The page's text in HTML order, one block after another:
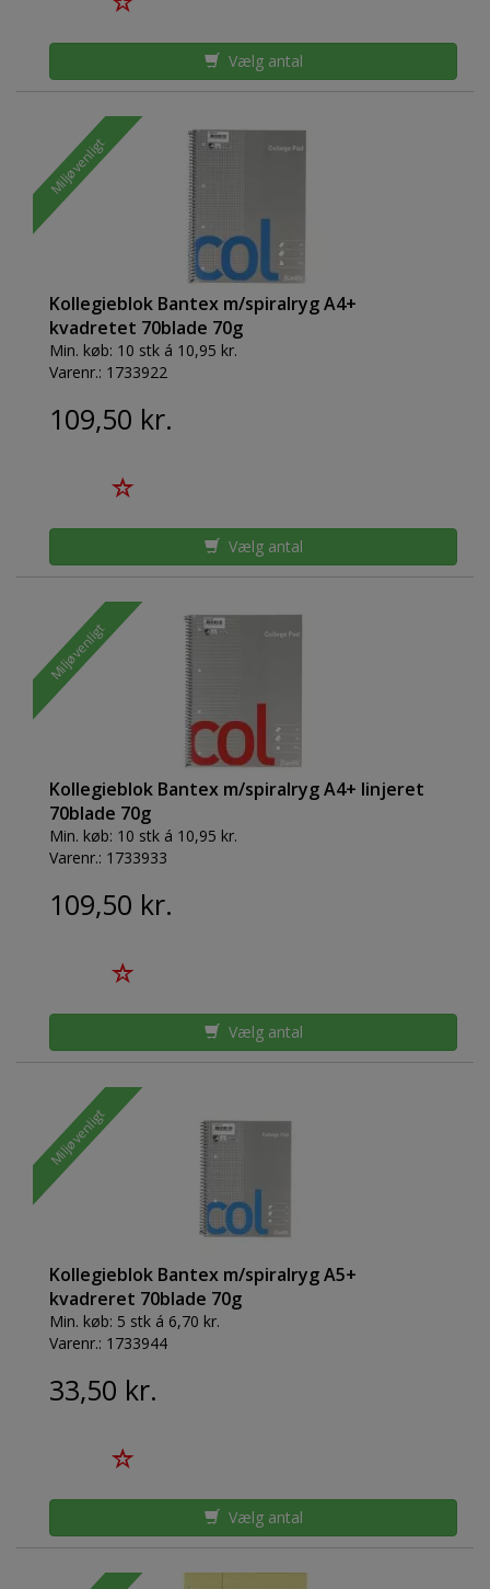
Vælg antal
Miljøvenligt
Kollegieblok Bantex m/spiralryg A4+
kvadretet 70blade 70g
Min. køb: 10 stk á 10,95 kr.
Varenr.: 1733922
109,50 kr.
Vælg antal
Miljøvenligt
Kollegieblok Bantex m/spiralryg A4+ linjeret
70blade 70g
Min. køb: 10 stk á 10,95 kr.
Varenr.: 1733933
109,50 kr.
Vælg antal
Miljøvenligt
Kollegieblok Bantex m/spiralryg A5+
kvadreret 70blade 70g
Min. køb: 5 stk á 6,70 kr.
Varenr.: 1733944
33,50 kr.
Vælg antal